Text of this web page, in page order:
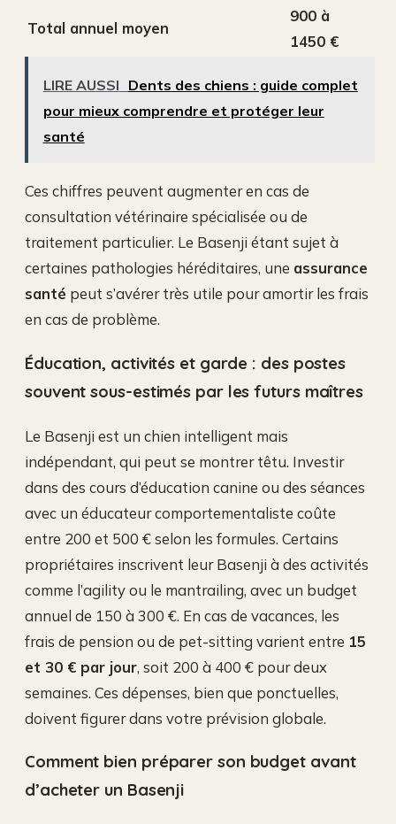
Total annuel moyen
900 à
1450 €
LIRE AUSSI Dents des chiens : guide complet
pour mieux comprendre et protéger leur
santé
Ces chiffres peuvent augmenter en cas de
consultation vétérinaire spécialisée ou de
traitement particulier. Le Basenji étant sujet à
certaines pathologies héréditaires, une assurance
santé peut s’avérer très utile pour amortir les frais
en cas de problème.
Éducation, activités et garde : des postes
souvent sous-estimés par les futurs maîtres
Le Basenji est un chien intelligent mais
indépendant, qui peut se montrer têtu. Investir
dans des cours d’éducation canine ou des séances
avec un éducateur comportementaliste coûte
entre 200 et 500 € selon les formules. Certains
propriétaires inscrivent leur Basenji à des activités
comme l’agility ou le mantrailing, avec un budget
annuel de 150 à 300 €. En cas de vacances, les
frais de pension ou de pet-sitting varient entre 15
et 30 € par jour, soit 200 à 400 € pour deux
semaines. Ces dépenses, bien que ponctuelles,
doivent figurer dans votre prévision globale.
Comment bien préparer son budget avant
d’acheter un Basenji